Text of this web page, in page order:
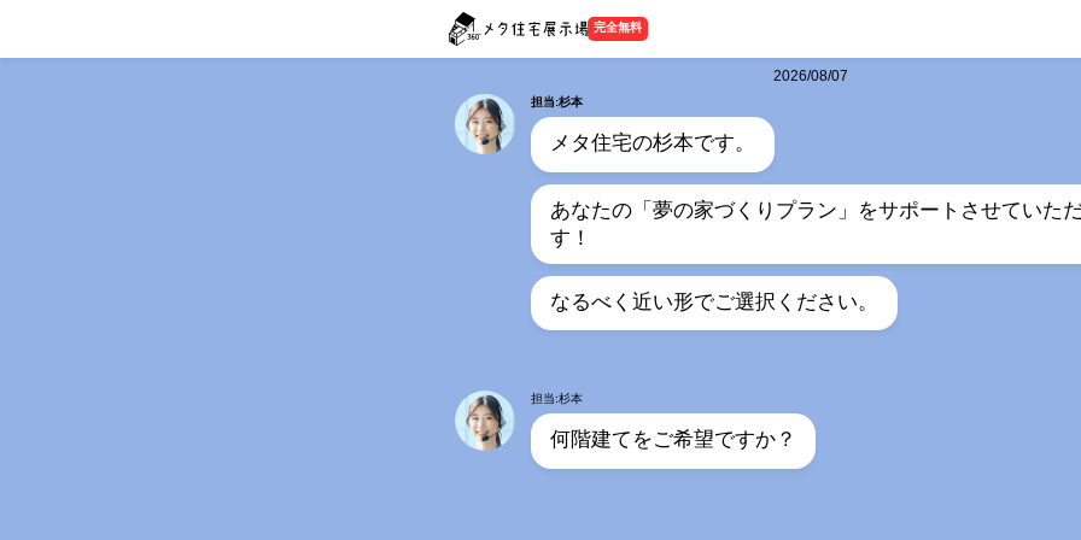
完全無料
2026/08/07
担当:杉本
メタ住宅の杉本です。
あなたの「夢の家づくりプラン」をサポートさせていた
す！
なるべく近い形でご選択ください。
担当:杉本
何階建てをご希望ですか？